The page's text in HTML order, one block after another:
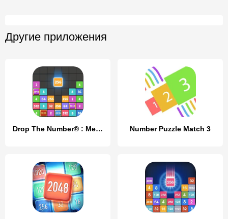
Другие приложения
Drop The Number® : Merge Game Number Puzzle Match 3